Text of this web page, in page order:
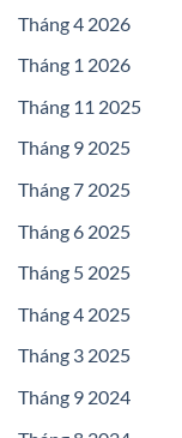
Tháng 4 2026
Tháng 1 2026
Tháng 11 2025
Tháng 9 2025
Tháng 7 2025
Tháng 6 2025
Tháng 5 2025
Tháng 4 2025
Tháng 3 2025
Tháng 9 2024